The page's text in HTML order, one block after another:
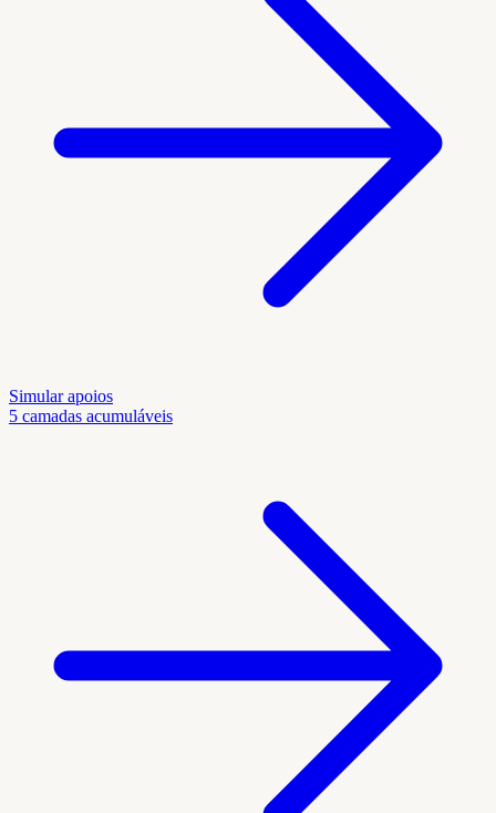
Simular apoios
5 camadas acumuláveis